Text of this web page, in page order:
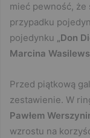
mieć pewność, że
przypadku
pojedynku „Don
Marcina
Przed piątkową
zestawienie. W
Pawłem
wzrostu na